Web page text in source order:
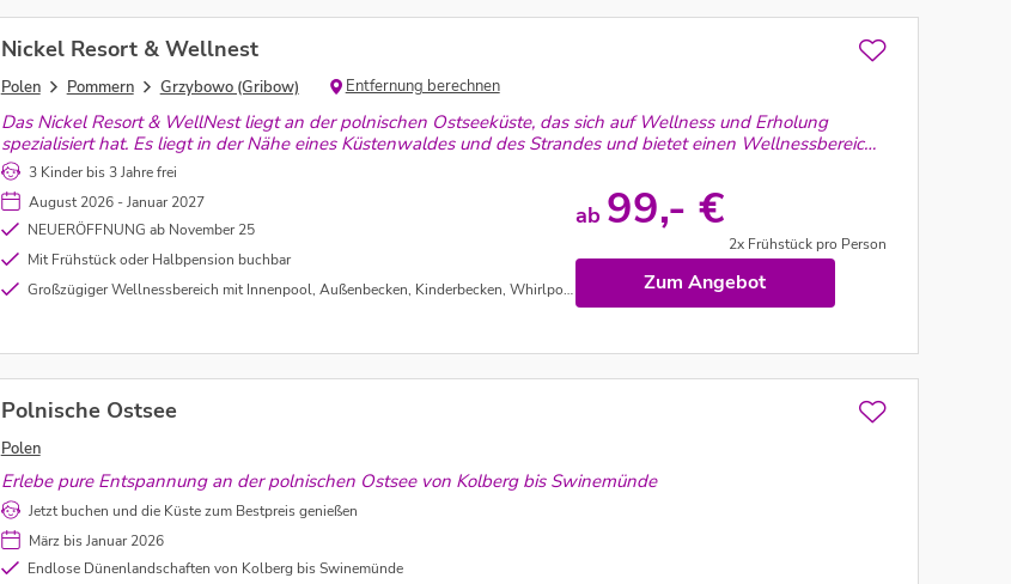
Nickel Resort & Wellnest
Polen Pommern Grzybowo (Gribow) Entfernung berechnen
Das Nickel Resort & WellNest liegt an der polnischen Ostseeküste, das sich auf Wellness und Erholung
spezialisiert hat. Es liegt in der Nähe eines Küstenwaldes und des Strandes und bietet einen Wellnessbereich
mit Wasseranwendungen, Saunen, Fitness uvm.
3 Kinder bis 3 Jahre frei
August 2026 - Januar 2027
NEUERÖFFNUNG ab November 25
Mit Frühstück oder Halbpension buchbar
Großzügiger Wellnessbereich mit Innenpool, Außenbecken, Kinderbecken, Whirlpool, Saunen uvm.
ab 99,- €
2x Frühstück pro Person
Zum Angebot
Polnische Ostsee
Polen
Erlebe pure Entspannung an der polnischen Ostsee von Kolberg bis Swinemünde
Jetzt buchen und die Küste zum Bestpreis genießen
März bis Januar 2026
Endlose Dünenlandschaften von Kolberg bis Swinemünde